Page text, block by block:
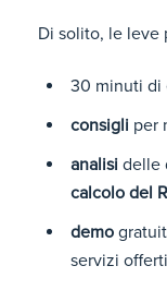
Di solito, le leve
30 minuti di
consigli per
analisi delle
calcolo del
demo
servizi offerti